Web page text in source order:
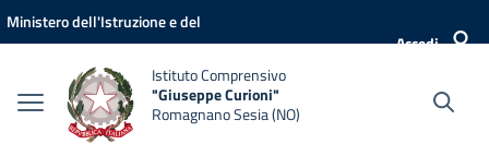
Vai ai contenuti
Vai al menu di navigazione
Vai al footer
Ministero dell'Istruzione e del
Accedi
Istituto Comprensivo
"Giuseppe Curioni"
Romagnano Sesia (NO)